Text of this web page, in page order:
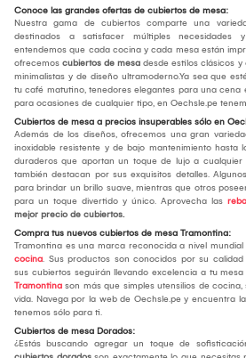
Conoce las grandes ofertas de cubiertos de mesa:
Nuestra gama de cubiertos comparte una
destinados a satisfacer múltiples necesidades
entendemos que cada cocina y cada mesa están
ofrecemos cubiertos de mesa desde estilos clásicos
minimalistas y de diseño ultramoderno.Ya sea que
tu café matutino, tenedores elegantes para una cena
para ocasiones de cualquier tipo, en Oechsle.pe
Cubiertos de mesa a precios insuperables sólo en
Además de los diseños, ofrecemos una gran
inoxidable resistente y de bajo mantenimiento hasta
duraderos que aportan un toque de lujo a cualquier
también destacan por sus exquisitos detalles.
para brindar un brillo suave, mientras que otros
para un toque divertido y único. Aprovecha las
mejor precio de cubiertos.
Compra tus nuevos cubiertos de mesa Tramontina:
Tramontina es una marca reconocida a nivel
cocina. Sus productos son conocidos por su
sus cubiertos seguirán llevando excelencia a tu
Tramontina son más que simples utensilios de
vida. Navega por la web de Oechsle.pe y encuentra
tenemos sólo para ti.
Cubiertos de mesa Dorados:
¿Estás buscando agregar un toque de